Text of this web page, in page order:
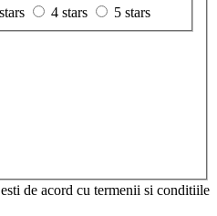
4 stars
5 stars
de acord cu termenii si conditiile